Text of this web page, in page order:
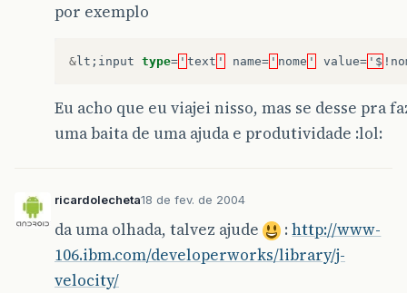
por exemplo
&lt ; input type= ' text ' name= ' nome ' value= '$ !
Eu acho que eu viajei nisso, mas se desse pra
uma baita de uma ajuda e produtividade :lol:
ricardolecheta18 de fev. de 2004
da uma olhada, talvez ajude :http://www-
106.ibm.com/developerworks/library/j-
velocity/